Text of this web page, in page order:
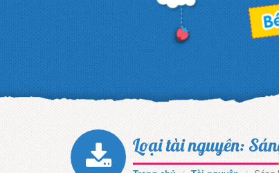
Loại tài nguyên: